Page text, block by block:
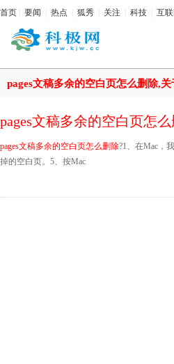
首页 要闻 热点 狐秀 关注 科技 互
pages文稿多余的空白页怎么删除,
pages文稿多余的空白页怎
pages文稿多余的空白页怎么删除?1、在Mac，
掉的空白页。5、按Mac